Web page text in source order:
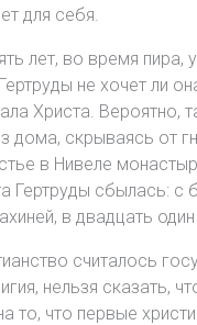
для себя.
лет, во время
не хочет ли
Христа. Вероятно,
скрываясь от
в Нивеле
Гертруды сбылась:
в двадцать
считалось
нельзя сказать,
то, что первые